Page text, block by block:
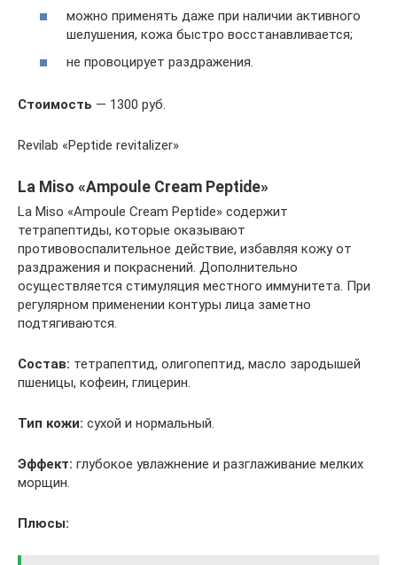
можно применять даже при наличии активного
шелушения, кожа быстро восстанавливается;
не провоцирует раздражения.
Стоимость — 1300 руб.
Revilab «Peptide revitalizer»
La Miso «Ampoule Cream Peptide»
La Miso «Ampoule Cream Peptide» содержит
тетрапептиды, которые оказывают
противовоспалительное действие, избавляя кожу от
раздражения и покраснений. Дополнительно
осуществляется стимуляция местного иммунитета. При
регулярном применении контуры лица заметно
подтягиваются.
Состав: тетрапептид, олигопептид, масло зародышей
пшеницы, кофеин, глицерин.
Тип кожи: сухой и нормальный.
Эффект: глубокое увлажнение и разглаживание мелких
морщин.
Плюсы: